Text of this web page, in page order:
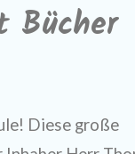
Bücher
Diese große